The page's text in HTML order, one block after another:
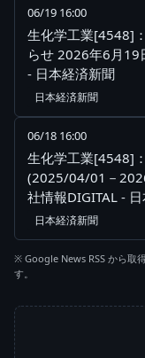
06/19 16:00
生化学工業[4548]
らせ 2026年6月19
- 日本経済新聞
日本経済新聞
06/18 16:00
生化学工業[4548]
(2025/04/01－
社情報DIGITAL -
日本経済新聞
※ Google News RSS から取
す。